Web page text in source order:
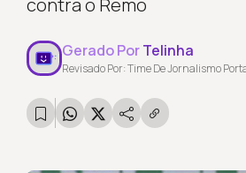
contra o Remo
Gerado PorTelinha
Revisado Por: Time De Jornalismo